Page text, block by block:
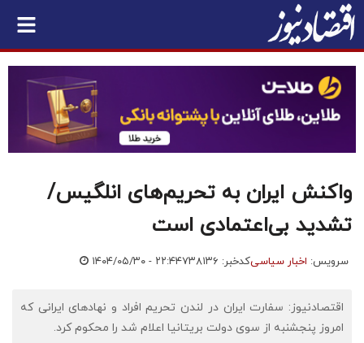
واکنش ایران به تحریم‌های انلگیس/
تشدید بی‌اعتمادی است
سرویس: اخبار سیاسیکدخبر: ۷۳۸۱۳۶ ۱۴۰۴/۰۵/۳۰ - ۲۲:۴۴
اقتصادنیوز: سفارت ایران در لندن تحریم افراد و نهادهای ایرانی که
امروز پنجشنبه از سوی دولت بریتانیا اعلام شد را محکوم کرد.